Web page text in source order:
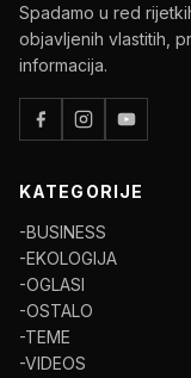
Spadamo u red
objavljenih vlastitih,
informacija.
KATEGORIJE
-BUSINESS
-EKOLOGIJA
-OGLASI
-OSTALO
-TEME
-VIDEOS